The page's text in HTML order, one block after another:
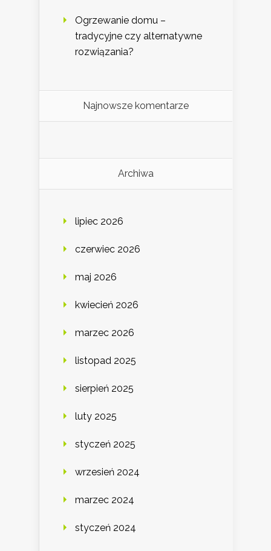
Ogrzewanie domu –
tradycyjne czy alternatywne
rozwiązania?
Najnowsze komentarze
Archiwa
lipiec 2026
czerwiec 2026
maj 2026
kwiecień 2026
marzec 2026
listopad 2025
sierpień 2025
luty 2025
styczeń 2025
wrzesień 2024
marzec 2024
styczeń 2024